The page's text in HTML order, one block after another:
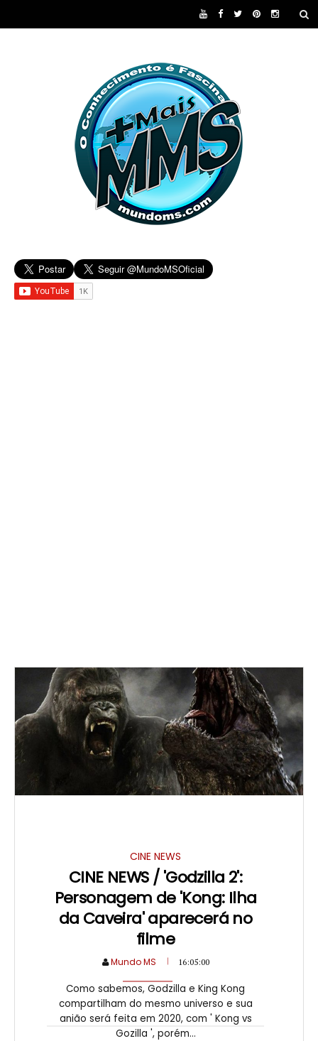
CINE NEWS
CINE NEWS / 'Godzilla 2':
Personagem de 'Kong: Ilha
da Caveira' aparecerá no
filme
Mundo MS 16:05:00
Como sabemos, Godzilla e King Kong
compartilham do mesmo universo e sua
anião será feita em 2020, com ' Kong vs
Gozilla ', porém...